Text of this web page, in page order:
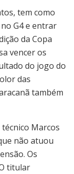
tem como
G4 e entrar
da Copa
vencer os
do jogo do
das
também
Marcos
não atuou
Os
titular